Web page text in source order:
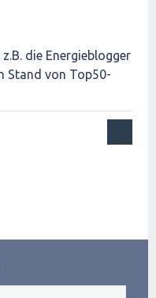
die Energieblogger
Stand von Top50-